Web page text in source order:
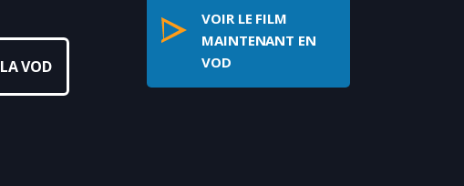
VOIR LE FILM
MAINTENANT EN
VOD
LA VOD